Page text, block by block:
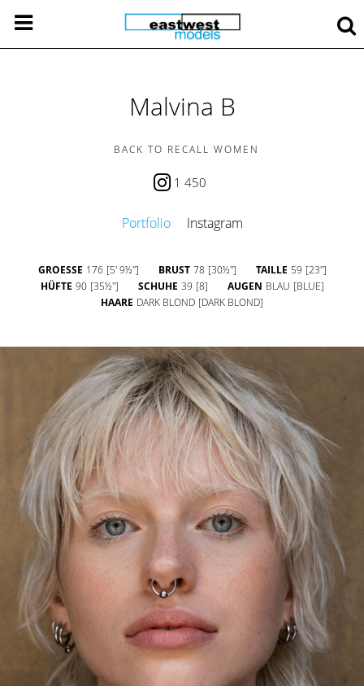
Malvina B
BACK TO RECALL WOMEN
1 450
Portfolio Instagram
GROESSE 176 [5' 9½''] BRUST 78 [30½''] TAILLE 59 [23'']
HÜFTE 90 [35½''] SCHUHE 39 [8] AUGEN BLAU [BLUE]
HAARE DARK BLOND [DARK BLOND]